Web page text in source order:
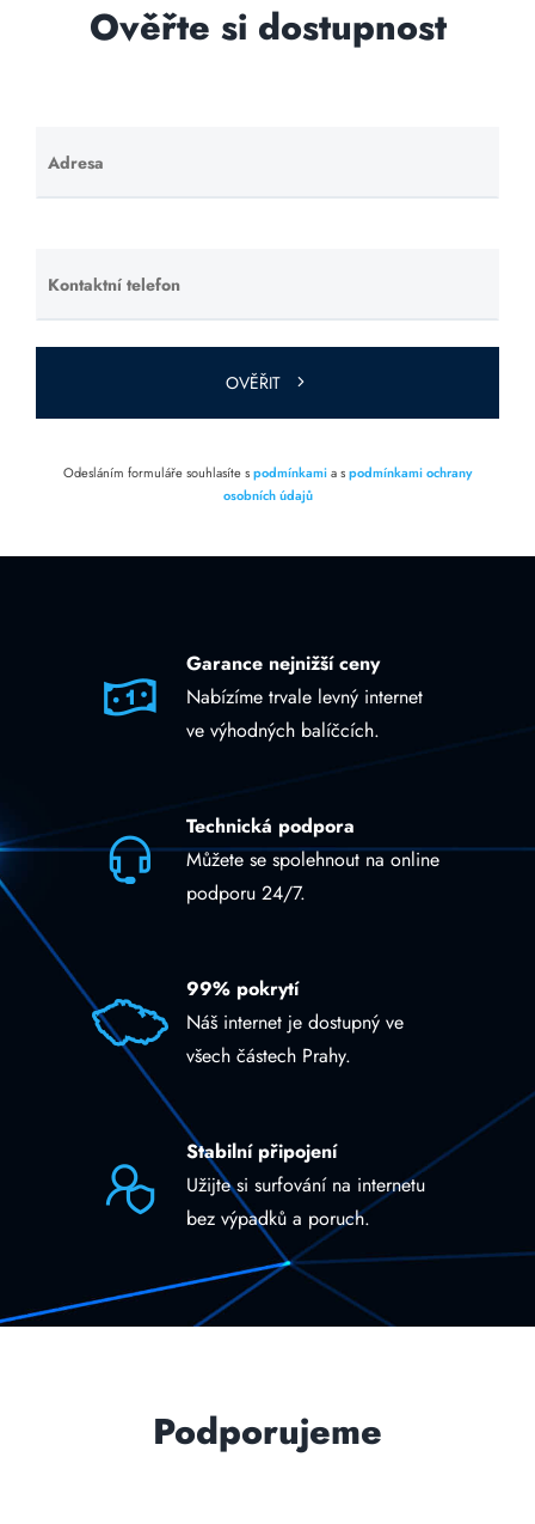
Ověřte si dostupnost
Adresa
Ponechte
toto pole
Kontaktní telefon
Ponechte
toto pole
prázdné.
OVĚŘIT
Odesláním formuláře souhlasíte spodmínkamia spodmínkami ochrany
osobních údajů
Garance nejnižší ceny
Nabízíme trvale levný internet
ve výhodných balíčcích.
Technická podpora
Můžete se spolehnout na online
podporu 24/7.
99% pokrytí
Náš internet je dostupný ve
všech částech Prahy.
Stabilní připojení
Užijte si surfování na internetu
bez výpadků a poruch.
Podporujeme